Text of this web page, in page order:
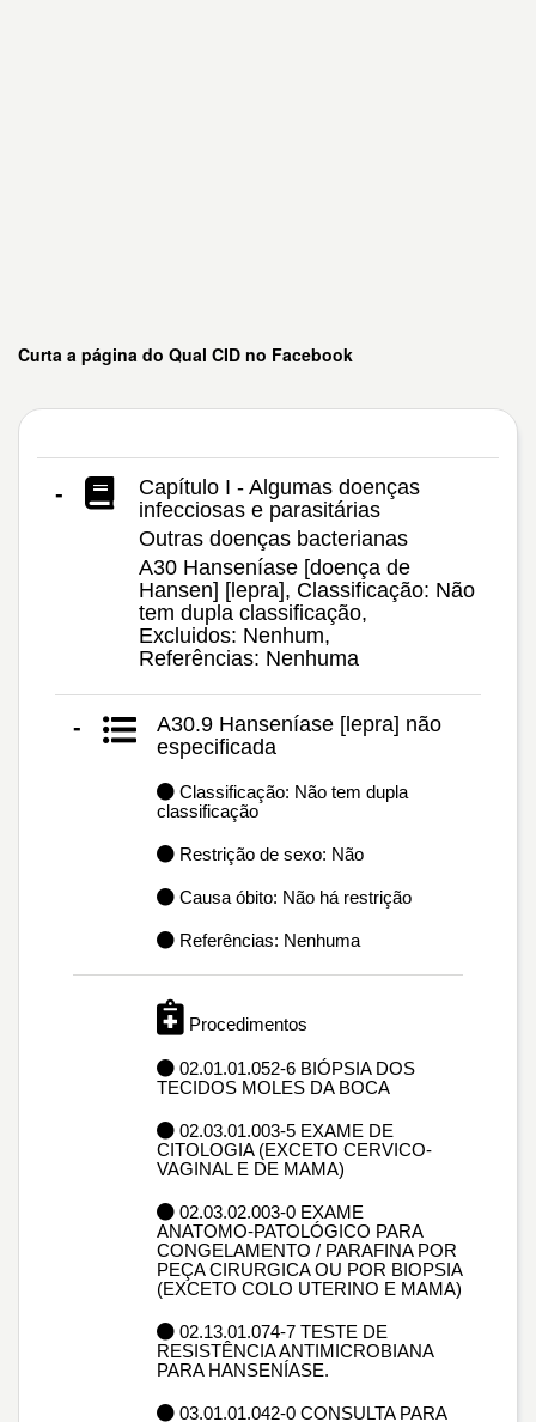
Curta a página do Qual CID no Facebook
-
Capítulo I - Algumas doenças
infecciosas e parasitárias
Outras doenças bacterianas
A30 Hanseníase [doença de
Hansen] [lepra], Classificação: Não
tem dupla classificação,
Excluidos: Nenhum,
Referências: Nenhuma
-
A30.9 Hanseníase [lepra] não
especificada
Classificação: Não tem dupla
classificação
Restrição de sexo: Não
Causa óbito: Não há restrição
Referências: Nenhuma
Procedimentos
02.01.01.052-6 BIÓPSIA DOS
TECIDOS MOLES DA BOCA
02.03.01.003-5 EXAME DE
CITOLOGIA (EXCETO CERVICO-
VAGINAL E DE MAMA)
02.03.02.003-0 EXAME
ANATOMO-PATOLÓGICO PARA
CONGELAMENTO / PARAFINA POR
PEÇA CIRURGICA OU POR BIOPSIA
(EXCETO COLO UTERINO E MAMA)
02.13.01.074-7 TESTE DE
RESISTÊNCIA ANTIMICROBIANA
PARA HANSENÍASE.
03.01.01.042-0 CONSULTA PARA